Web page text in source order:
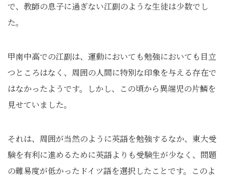
で、教師の息子に過ぎない江副のような生徒は少数でし
た。
甲南中高での江副は、運動においても勉強においても目立
つところはなく、周囲の人間に特別な印象を与える存在で
はなかったようです。しかし、この頃から異端児の片鱗を
見せていました。
それは、周囲が当然のように英語を勉強するなか、東大受
験を有利に進めるために英語よりも受験生が少なく、問題
の難易度が低かったドイツ語を選択したことです。このよ